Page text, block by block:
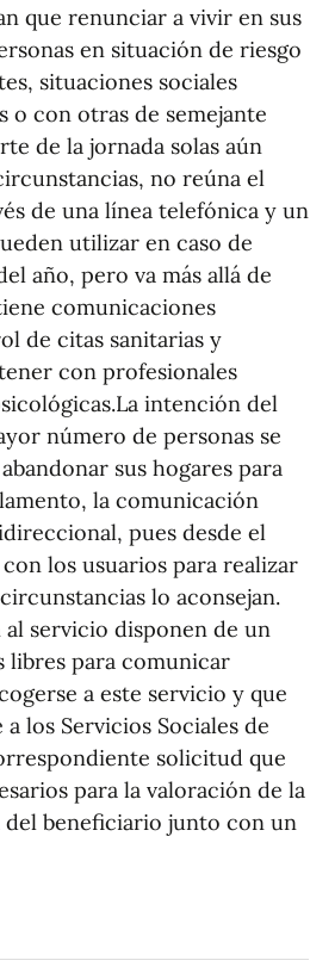
que renunciar a vivir en sus
en situación de riesgo
situaciones sociales
o con otras de semejante
de la jornada solas aún
no reúna el
de una línea telefónica y un
utilizar en caso de
año, pero va más allá de
comunicaciones
de citas sanitarias y
con profesionales
intención del
número de personas se
sus hogares para
la comunicación
pues desde el
los usuarios para realizar
lo aconsejan.
al servicio disponen de un
libres para comunicar
a este servicio y que
los Servicios Sociales de
solicitud que
para la valoración de la
beneficiario junto con un